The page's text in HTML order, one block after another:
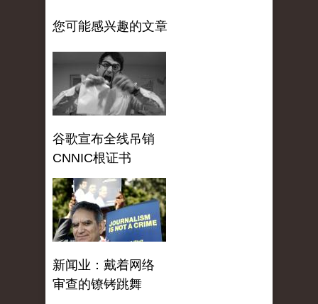
您可能感兴趣的文章
谷歌宣布全线吊销
CNNIC根证书
新闻业：戴着网络
审查的镣铐跳舞